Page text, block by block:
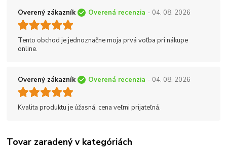
Overený zákazník Overená recenzia - 04. 08. 2026
Tento obchod je jednoznačne moja prvá voľba pri nákupe
online.
Overený zákazník Overená recenzia - 04. 08. 2026
Kvalita produktu je úžasná, cena veľmi prijateľná.
Tovar zaradený v kategóriách